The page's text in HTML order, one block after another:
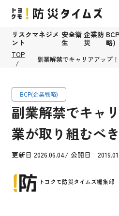
リスクマネジメ
ント
安全衛
生
企業防
災
略)
TOP
副業解禁でキャリアアップ
BCP(企業戦略)
副業解禁でキャ
業が取り組むべ
更新日 2026.06.04/ 公開日
トヨクモ防災タイムズ編集部